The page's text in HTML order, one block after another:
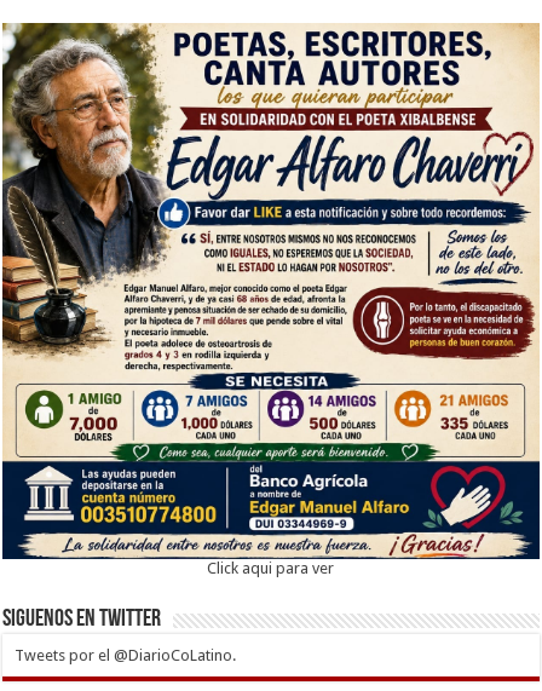
Click aqui para ver
Siguenos en twitter
Tweets por el @DiarioCoLatino.